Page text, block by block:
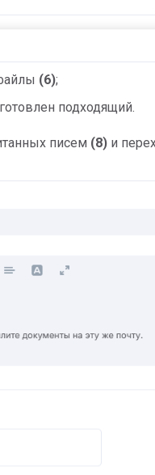
(6);
подходящий.
писем (8) и